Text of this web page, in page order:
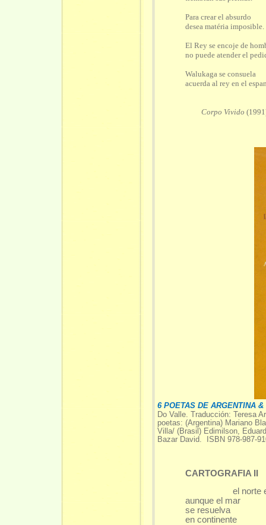
Para crear el absurdo
desea matéria imposible.
El Rey se encoje de
no puede atender el
Walukaga se consuela
acuerda al rey en el
Corpo Vivido
6 POETAS DE ARGENTINA
Do Valle. Traducción: Teresa
poetas: (Argentina) Mariano
Villa/ (Brasil) Edimilson,
Bazar David. ISBN 978-987-
CARTOGRAFIA II
el norte es
aunque el mar
se resuelva
en continente